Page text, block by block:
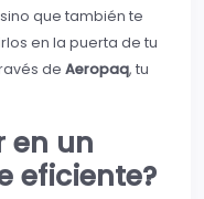
que también te
en la puerta de tu
de Aeropaq, tu
en un
eficiente?